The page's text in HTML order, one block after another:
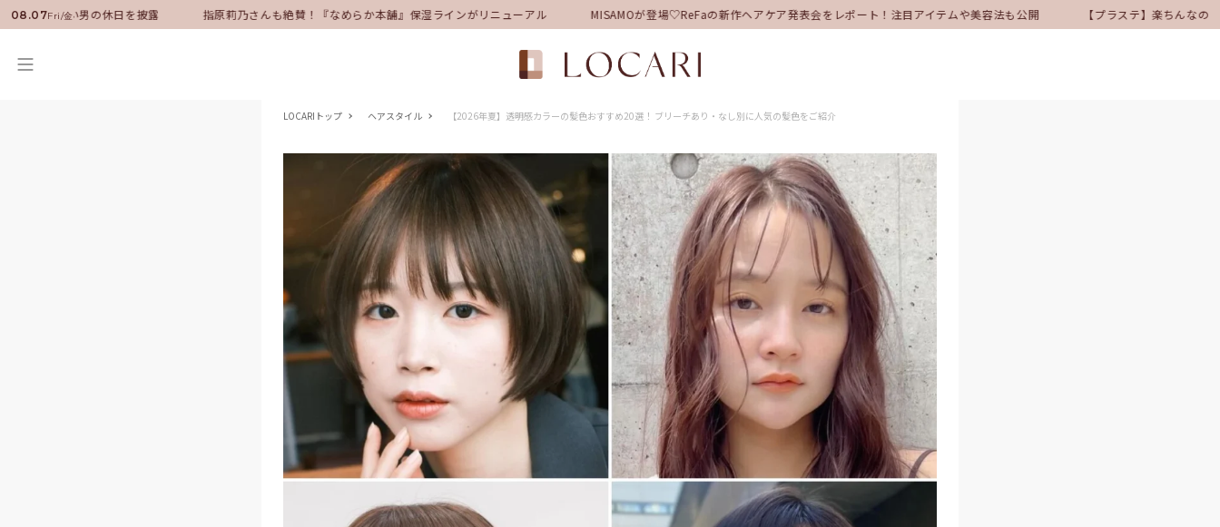
08.07Fri/金
就任！いい男の休日を披露 指原莉乃さんも絶賛！『なめらか本舗』保湿ラインがリニューアル MISAMOが登場♡ReFaの新作ヘアケア発表会をレポート！注目アイテムや美容法も公開 【プラステ】楽ちんなのに
LOCARIトップ ヘアスタイル 【2026年夏】透明感カラーの髪色おすすめ20選！ ブリーチあり・なし別に人気の髪色をご紹介